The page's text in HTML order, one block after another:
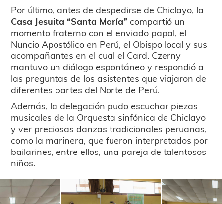
Por último, antes de despedirse de Chiclayo, la
Casa Jesuita “Santa María” compartió un
momento fraterno con el enviado papal, el
Nuncio Apostólico en Perú, el Obispo local y sus
acompañantes en el cual el Card. Czerny
mantuvo un diálogo espontáneo y respondió a
las preguntas de los asistentes que viajaron de
diferentes partes del Norte de Perú.
Además, la delegación pudo escuchar piezas
musicales de la Orquesta sinfónica de Chiclayo
y ver preciosas danzas tradicionales peruanas,
como la marinera, que fueron interpretados por
bailarines, entre ellos, una pareja de talentosos
niños.